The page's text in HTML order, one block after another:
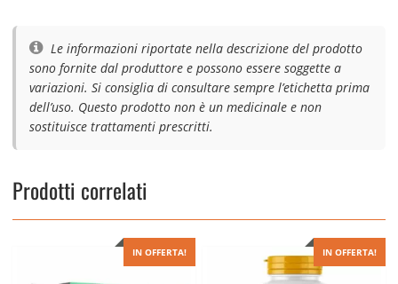
Le informazioni riportate nella descrizione del prodotto
sono fornite dal produttore e possono essere soggette a
variazioni. Si consiglia di consultare sempre l’etichetta prima
dell’uso. Questo prodotto non è un medicinale e non
sostituisce trattamenti prescritti.
Prodotti correlati
IN OFFERTA! IN OFFERTA!